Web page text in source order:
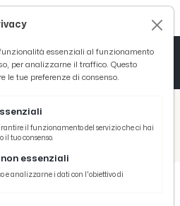
Calcio
1-2, la voce di mister Zaini post gara
essenziali al funzionamento
per analizzarne il traffico. Questo
le tue preferenze di consenso.
il funzionamento del servizio che ci hai
il tuo consenso.
essenziali
e analizzarne i dati con l'obiettivo di